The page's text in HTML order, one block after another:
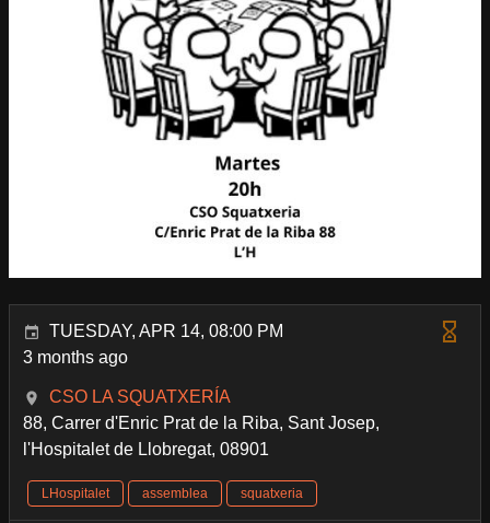
TUESDAY, APR 14, 08:00 PM
3 months ago
CSO LA SQUATXERÍA
88, Carrer d'Enric Prat de la Riba, Sant Josep,
l'Hospitalet de Llobregat, 08901
LHospitalet assemblea squatxeria